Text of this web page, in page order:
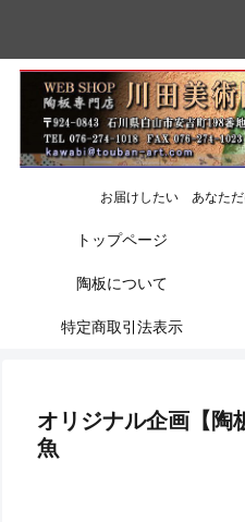
お届けしたい あなた
トップページ
陶板について
特定商取引法表示
オリジナル企画【陶
魚